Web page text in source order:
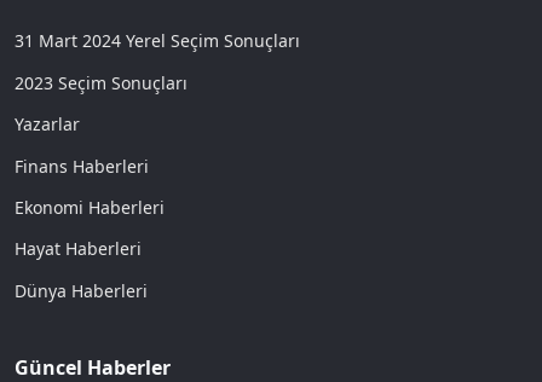
31 Mart 2024 Yerel Seçim Sonuçları
2023 Seçim Sonuçları
Yazarlar
Finans Haberleri
Ekonomi Haberleri
Hayat Haberleri
Dünya Haberleri
Güncel Haberler